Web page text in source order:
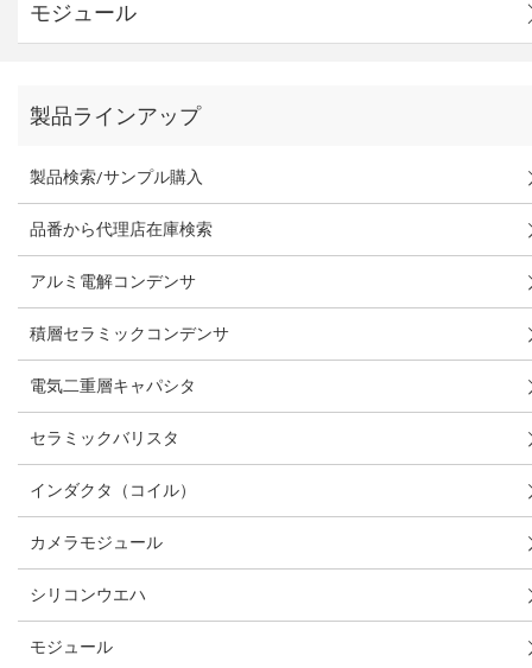
モジュール
製品ラインアップ
製品検索/サンプル購入
品番から代理店在庫検索
アルミ電解コンデンサ
積層セラミックコンデンサ
電気二重層キャパシタ
セラミックバリスタ
インダクタ（コイル）
カメラモジュール
シリコンウエハ
モジュール